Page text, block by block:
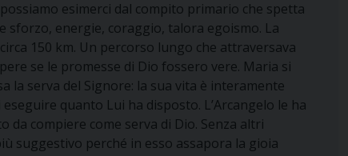
esimerci dal compito primario che spetta
sforzo, energie, coraggio, talora egoismo. La
150 km. Un percorso lungo che attraversava
se le promesse di Dio fossero vere. Maria si
la serva del Signore: la sua vita è interamente
quanto Lui ha disposto. L’Arcangelo le ha
compiere come serva di Dio. Senza altri
suggestivo perché in esso assapora la gioia